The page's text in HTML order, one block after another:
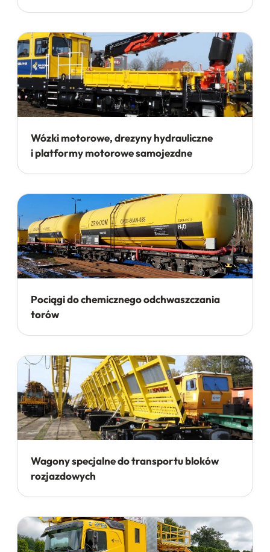
Wózki motorowe, drezyny hydrauliczne
i platformy motorowe samojezdne
Pociągi do chemicznego odchwaszczania
torów
Wagony specjalne do transportu bloków
rozjazdowych